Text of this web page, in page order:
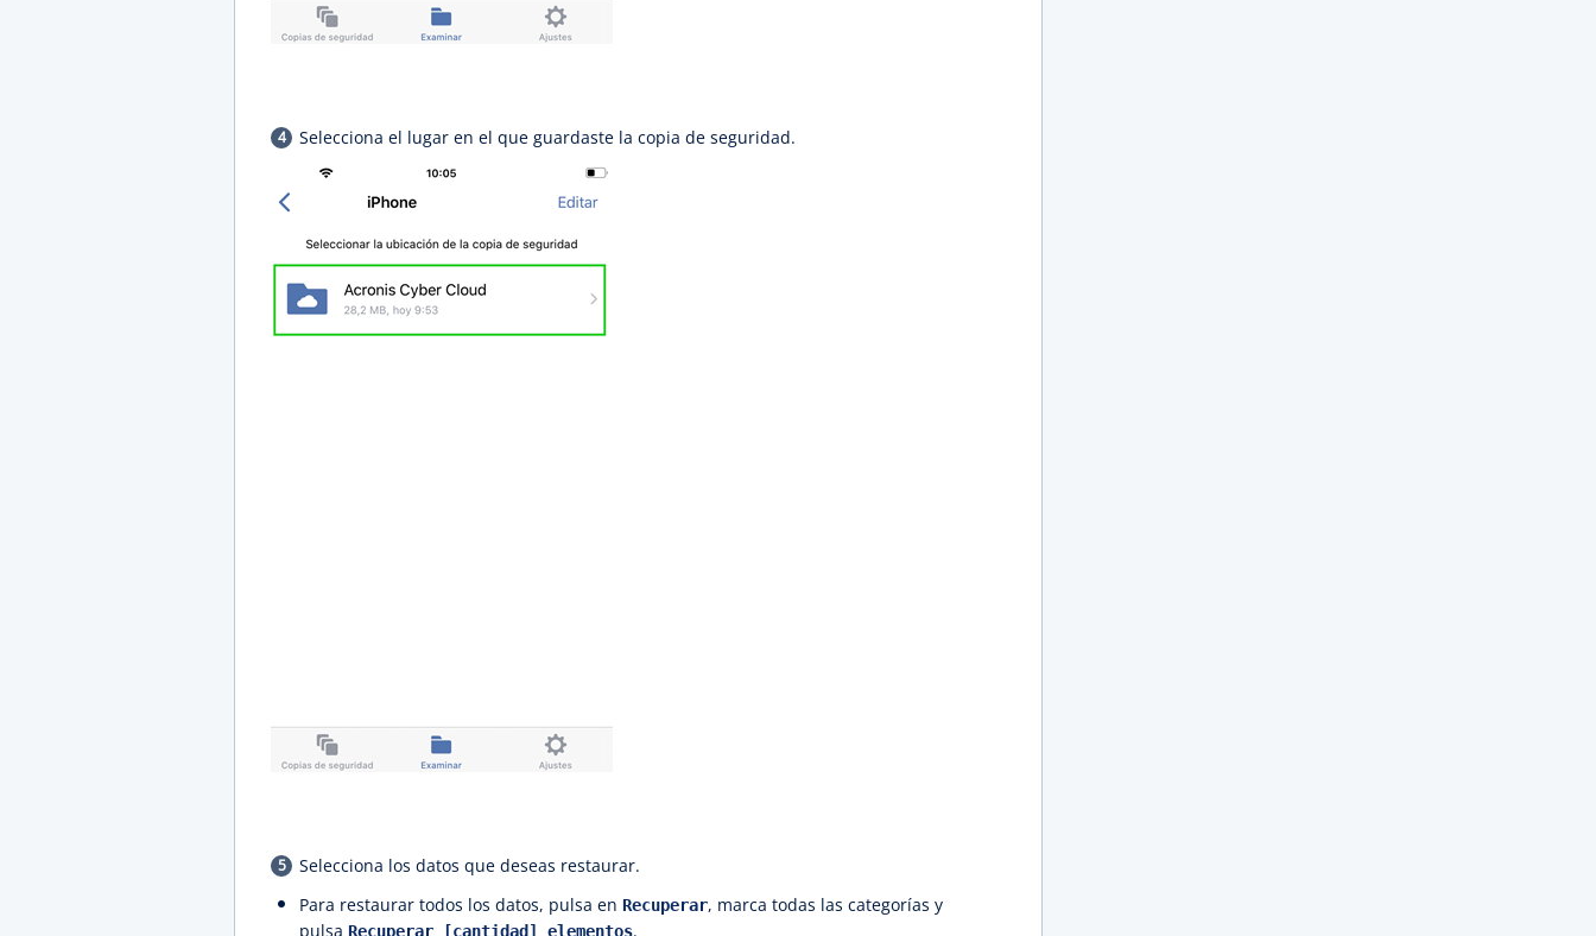
Selecciona el lugar en el que guardaste la copia de seguridad.
Selecciona los datos que deseas restaurar.
Para restaurar todos los datos, pulsa en Recuperar, marca todas las categorías y
pulsa Recuperar [cantidad] elementos.